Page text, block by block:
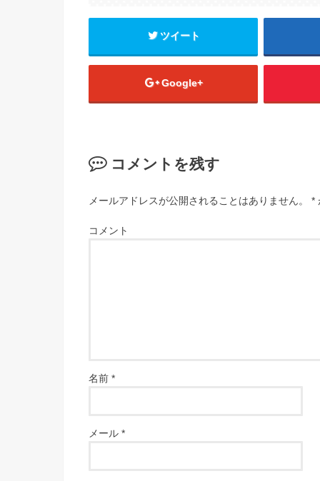
ツイート
Google+
コメントを残す
メールアドレスが公開されることはありません。 *
コメント
名前 *
メール *